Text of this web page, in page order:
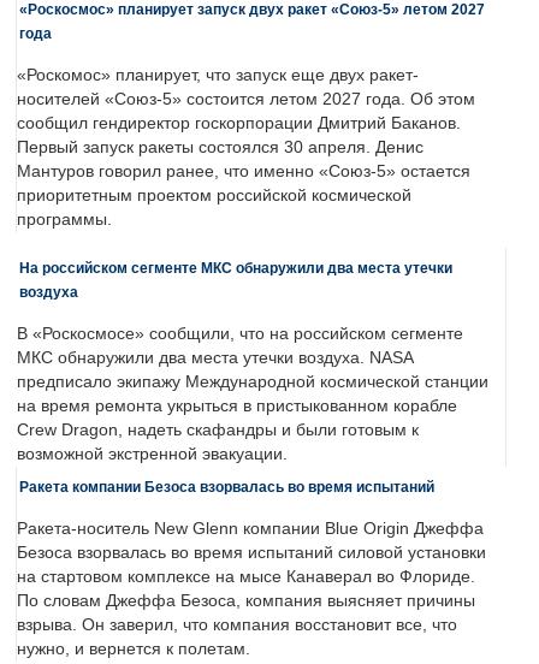
«Роскосмос» планирует запуск двух ракет «Союз-5» летом 2027
года
«Роскомос» планирует, что запуск еще двух ракет-
носителей «Союз-5» состоится летом 2027 года. Об этом
сообщил гендиректор госкорпорации Дмитрий Баканов.
Первый запуск ракеты состоялся 30 апреля. Денис
Мантуров говорил ранее, что именно «Союз-5» остается
приоритетным проектом российской космической
программы.
На российском сегменте МКС обнаружили два места утечки
воздуха
В «Роскосмосе» сообщили, что на российском сегменте
МКС обнаружили два места утечки воздуха. NASA
предписало экипажу Международной космической станции
на время ремонта укрыться в пристыкованном корабле
Crew Dragon, надеть скафандры и были готовым к
возможной экстренной эвакуации.
Ракета компании Безоса взорвалась во время испытаний
Ракета-носитель New Glenn компании Blue Origin Джеффа
Безоса взорвалась во время испытаний силовой установки
на стартовом комплексе на мысе Канаверал во Флориде.
По словам Джеффа Безоса, компания выясняет причины
взрыва. Он заверил, что компания восстановит все, что
нужно, и вернется к полетам.